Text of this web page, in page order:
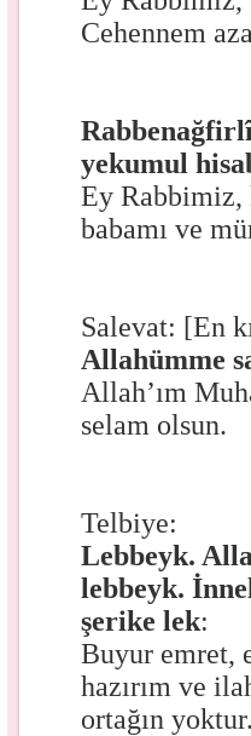
Cehennem
yekumul
Ey Rabbimiz,
babamı ve
Salevat: [En
Allahümme
Allah’ım
selam olsun.
Telbiye:
Lebbeyk.
lebbeyk.
şerike lek:
Buyur emret,
hazırım ve
ortağın yoktur.